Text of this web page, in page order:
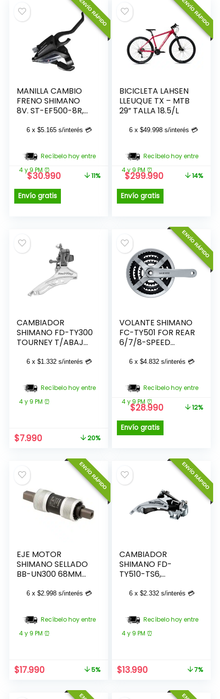
$12.990.
ENVÍO RÁPIDO
MANILLA CAMBIO
FRENO SHIMANO
8V. ST-EF500-8R,
6 x$5.165 s/interés 💳
Recíbelo hoy entre
4 y 9 PM ⏰
El
original
era:
$30.990El
es:
Envío gratis
11%
ENVÍO RÁPIDO
BICICLETA LAHSEN
LLEUQUE TX – MTB
29” TALLA 18.5/L
6 x$49.998 s/interés 💳
Recíbelo hoy entre
4 y 9 PM ⏰
El
original
era:
$299.990El
es:
Envío gratis
14%
CAMBIADOR
SHIMANO FD-TY300
TOURNEY T/ABAJO
6 x$1.332 s/interés 💳
Recíbelo hoy entre
4 y 9 PM ⏰
El
$9.990.
$7.990El
actual
20%
ENVÍO RÁPIDO
VOLANTE SHIMANO
FC-TY501 FOR REAR
6/7/8-SPEED
6 x$4.832 s/interés 💳
Recíbelo hoy entre
4 y 9 PM ⏰
El
original
era:
$28.990El
es:
Envío gratis
12%
ENVÍO RÁPIDO
EJE MOTOR
SHIMANO SELLADO
BB-UN300 68MM
6 x$2.998 s/interés 💳
Recíbelo hoy entre
4 y 9 PM ⏰
El
$17.990El
actual
5%
ENVÍO RÁPIDO
CAMBIADOR
SHIMANO FD-
TY510-TS6,
EFDTY510TSX6
6 x$2.332 s/interés 💳
Recíbelo hoy entre
4 y 9 PM ⏰
El
$13.990El
actual
7%